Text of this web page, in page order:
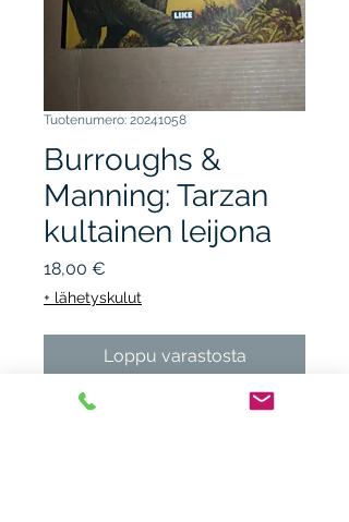
Tuotenumero: 20241058
Burroughs &
Manning: Tarzan
kultainen leijona
18,00 €
+ lähetyskulut
Loppu varastosta
LIKE 2016, 1.p. nidottu, kunto